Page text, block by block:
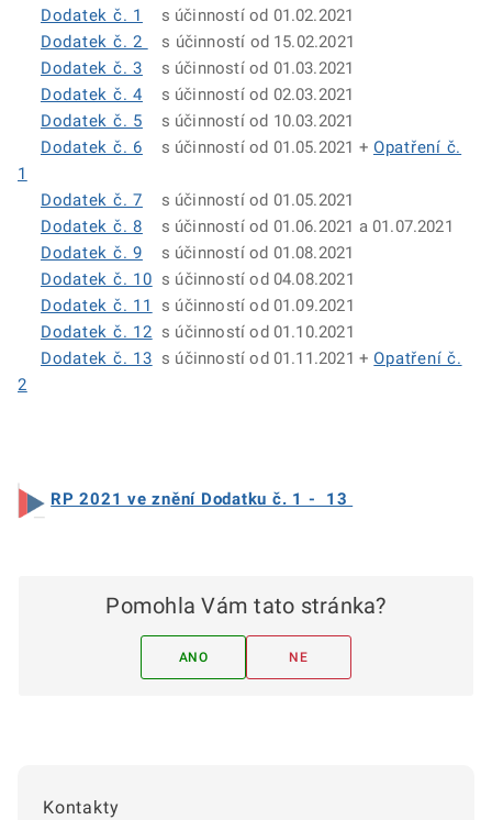
Kontakty
Dodatek č. 1
s účinností od 01.02.2021
Dodatek č. 2
s účinností od 15.02.2021
Dodatek č. 3 s účinností od 01.03.2021
Dodatek č. 4 s účinností od 02.03.2021
Dodatek č. 5 s účinností od 10.03.2021
Dodatek č. 6 s účinností od 01.05.2021 + Opatření č.
1
Dodatek č. 7 s účinností od 01.05.2021
Dodatek č. 8 s účinností od 01.06.2021 a 01.07.2021
Dodatek č. 9 s účinností od 01.08.2021
Dodatek č. 10 s účinností od 04.08.2021
Dodatek č. 11
s účinností od 01.09.2021
Dodatek č. 12 s účinností od 01.10.2021
Dodatek č. 13 s účinností od 01.11.2021 +Opatření č.
2
RP 2021 ve znění Dodatku č. 1 - 13
Pomohla Vám tato stránka?
ANO NE